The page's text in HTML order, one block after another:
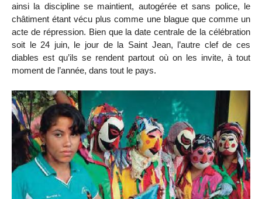
ainsi la discipline se maintient, autogérée et sans police, le
châtiment étant vécu plus comme une blague que comme un
acte de répression. Bien que la date centrale de la célébration
soit le 24 juin, le jour de la Saint Jean, l’autre clef de ces
diables est qu’ils se rendent partout où on les invite, à tout
moment de l’année, dans tout le pays.